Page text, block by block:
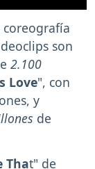
coreografía
son
2.100
Love", con
y
de
That" de